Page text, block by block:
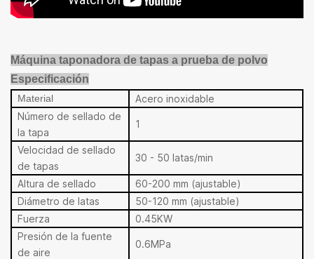
Máquina taponadora de tapas a prueba de polvo
Especificación
Material
Acero inoxidable
Número de sellado de
la tapa
1
Velocidad de sellado
de tapas
30 - 50 latas/min
Altura de sellado
60-200 mm (ajustable)
Diámetro de latas
50-120 mm (ajustable)
Fuerza
0.45KW
Presión de la fuente
de aire
0.6MPa